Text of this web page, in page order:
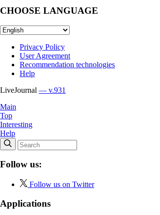
CHOOSE LANGUAGE
Privacy Policy
User Agreement
Recommendation technologies
Help
LiveJournal — v.931
Main
Top
Interesting
Help
Follow us:
Follow us on Twitter
Applications